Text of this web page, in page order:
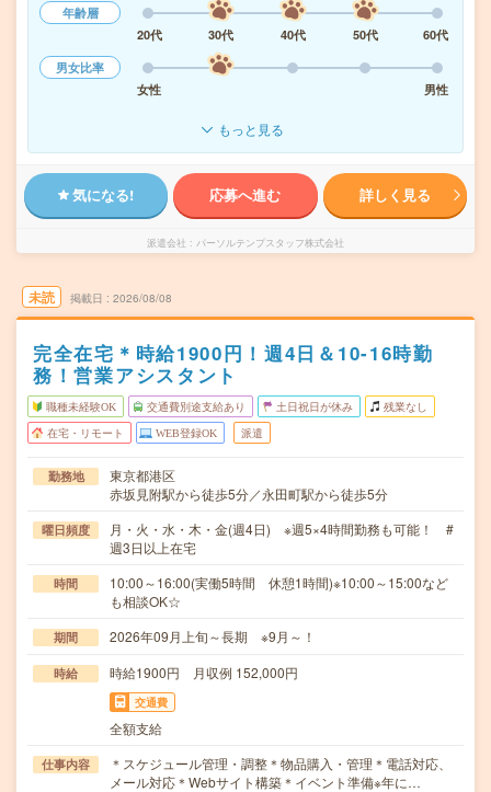
年齢層
20代
30代 40代 50代
60代
男女比率
女性
男性
もっと見る
気になる! 応募へ進む 詳しく見る
派遣会社 パーソルテンプスタッフ株式会社
未読 掲載日 2026/08/08
完全在宅＊時給1900円！週4日＆10-16時勤
務！営業アシスタント
職種未経験OK 交通費別途支給あり 土日祝日が休み 残業なし
在宅・リモート WEB登録OK 派遣
勤務地
東京都港区
赤坂見附駅から徒歩5分／永田町駅から徒歩5分
曜日頻度
月・火・水・木・金(週4日) ※週5×4時間勤務も可能！ #
週3日以上在宅
時間
10:00～16:00(実働5時間 休憩1時間)※10:00～15:00など
も相談OK☆
期間 2026年09月上旬～長期 ※9月～！
時給 時給1900円 月収例 152,000円
交通費
全額支給
仕事内容
＊スケジュール管理・調整＊物品購入・管理＊電話対応、
メール対応＊Webサイト構築＊イベント準備※年に…